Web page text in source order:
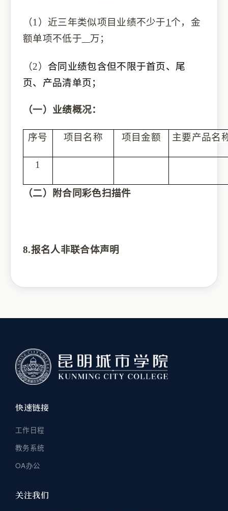
（1） 近三年类似项目业绩不少于1个， 金
额单项不低于
万；
（2） 合同业绩包含但不限于首页、尾
页、产品清单页；
（一）业绩概况：
序号 项目名称 项目金额 主要产品名
1
（二） 附合同彩色扫描件
8.报名人非联合体声明
快速链接
工作日程
教务系统
OA办公
关注我们